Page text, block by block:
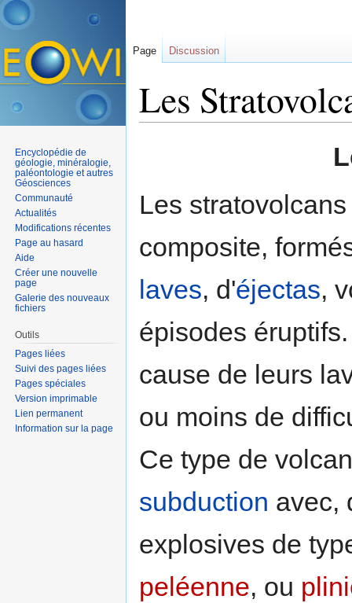
Les
Les
composite,
laves, d'éjectas,
épisodes
cause de leurs
ou moins de
Ce type de
subduction avec,
explosives de
peléenne, ou
Page Discussion
Encyclopédie de
géologie, minéralogie,
paléontologie et autres
Géosciences
Communauté
Actualités
Modifications récentes
Page au hasard
Aide
Créer une nouvelle
page
Galerie des nouveaux
fichiers
Outils
Pages liées
Suivi des pages liées
Pages spéciales
Version imprimable
Lien permanent
Information sur la page